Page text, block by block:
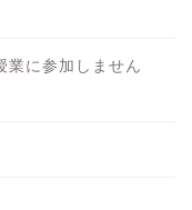
業に参加しません